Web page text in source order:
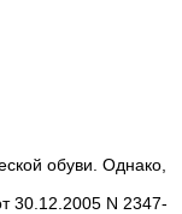
обуви. Однако,
30.12.2005 N 2347-